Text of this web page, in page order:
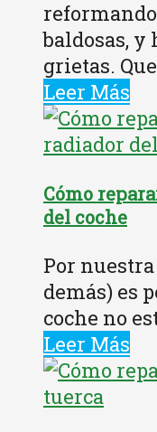
baldosas, y
grietas.
Leer Más
Cómo
del coche
Por
demás) es
coche no
Leer Más